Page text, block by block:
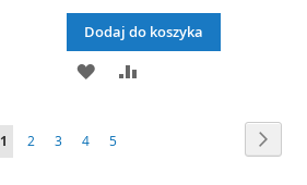
Dodaj do koszyka
DODAJ
LISTY
Aktualnie
1 Strona
2 Strona
3 Strona
4 Strona
5